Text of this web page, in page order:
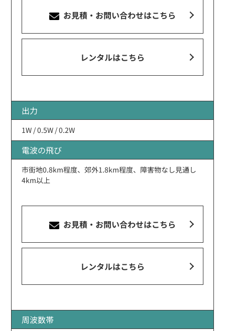
お見積・お問い合わせはこちら
レンタルはこちら
出力
1W / 0.5W / 0.2W
電波の飛び
市街地0.8km程度、郊外1.8km程度、障害物なし見通し
4km以上
お見積・お問い合わせはこちら
レンタルはこちら
周波数帯